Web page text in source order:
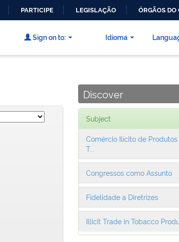
PARTICIPE LEGISLAÇÃO ÓRGÃOS DO
Sign on to: Idioma
Discover
Subject
Comércio Ilícito de
T...
Congressos como Assunto
Fidelidade a Diretrizes
Illicit Trade in Tobacco